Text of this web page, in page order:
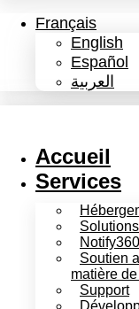
Français
English
Español
العربية
Accueil
Services
Notify360
Soutien
matière
Support